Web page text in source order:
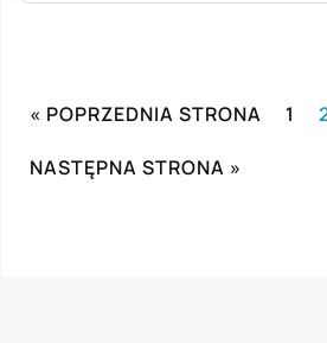
« POPRZEDNIA STRONA 1
NASTĘPNA STRONA »